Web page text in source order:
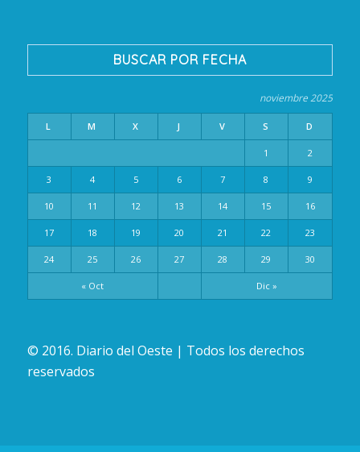
BUSCAR POR FECHA
noviembre 2025
L M X J V S D
« Oct Dic »
1 2
3 4 5 6 7 8 9
10 11 12 13 14 15 16
17 18 19 20 21 22 23
24 25 26 27 28 29 30
© 2016. Diario del Oeste | Todos los derechos
reservados